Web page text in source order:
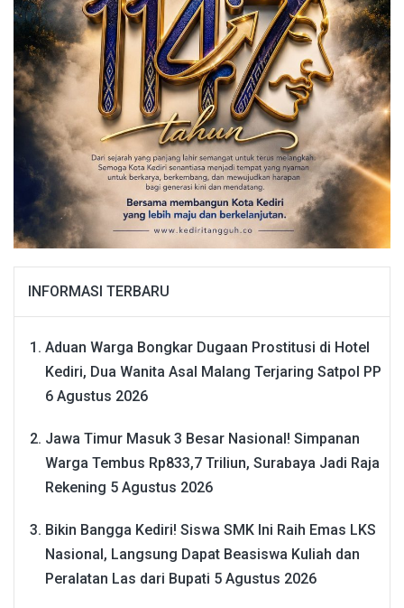
INFORMASI TERBARU
Aduan Warga Bongkar Dugaan Prostitusi di Hotel
Kediri, Dua Wanita Asal Malang Terjaring Satpol PP
6 Agustus 2026
Jawa Timur Masuk 3 Besar Nasional! Simpanan
Warga Tembus Rp833,7 Triliun, Surabaya Jadi Raja
Rekening 5 Agustus 2026
Bikin Bangga Kediri! Siswa SMK Ini Raih Emas LKS
Nasional, Langsung Dapat Beasiswa Kuliah dan
Peralatan Las dari Bupati 5 Agustus 2026